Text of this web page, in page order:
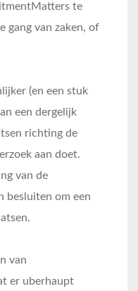
te
gang van zaken, of
(en een stuk
een dergelijk
richting de
aan doet.
van de
besluiten om een
van
er uberhaupt